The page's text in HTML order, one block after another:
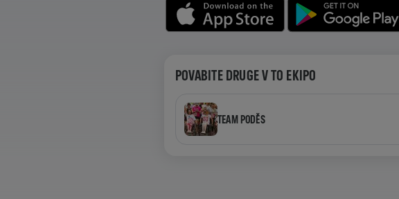
POVABITE DRUGE V TO EKIPO
TEAM PODĚS